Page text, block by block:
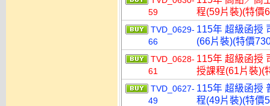
59
程(59片裝)(特價
TVD_0629-
66
115年 超級函授
(66片裝)(特價
TVD_0628-
61
115年 超級函授
授課程(61片裝)(
TVD_0627-
49
115年 超級函授
程(49片裝)(特價